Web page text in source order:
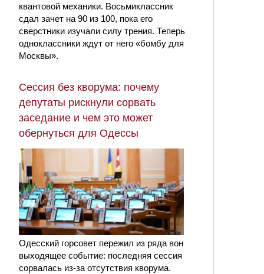
квантовой механики. Восьмиклассник
сдал зачет на 90 из 100, пока его
сверстники изучали силу трения. Теперь
одноклассники ждут от него «бомбу для
Москвы».
Сессия без кворума: почему
депутаты рискнули сорвать
заседание и чем это может
обернуться для Одессы
Одесский горсовет пережил из ряда вон
выходящее событие: последняя сессия
сорвалась из-за отсутствия кворума.